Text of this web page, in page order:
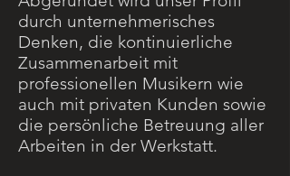
durch unternehmerisches
Denken, die kontinuierliche
Zusammenarbeit mit
professionellen Musikern wie
auch mit privaten Kunden sowie
die persönliche Betreuung aller
Arbeiten in der Werkstatt.